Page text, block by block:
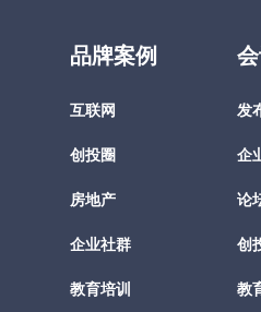
品牌案例
互联网
创投圈
房地产
企业社群
教育培训
发
企
论
创
教